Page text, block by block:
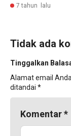
7 tahun lalu
Tidak ada
Tinggalkan
Alamat email
ditandai *
Komentar*